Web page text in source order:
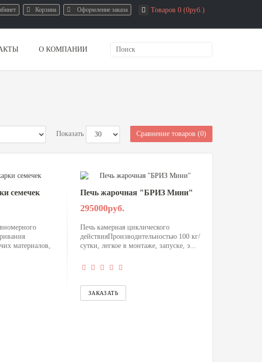
Товаров 0 (0руб.)
Корзина Оформление заказа
О КОМПАНИИ
Сравнение товаров (0)
Показать
семечек
материалов,
Печь жарочная "БРИЗ Мини"
295000руб.
Печь камерная циклического
действияПроизводительностью 100 кг/
сутки, легкое в монтаже, запуске, э...